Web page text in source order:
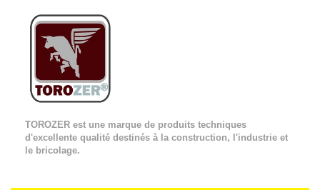
TOROZER est une marque de produits techniques
d'excellente qualité destinés à la construction, l'industrie et
le bricolage.